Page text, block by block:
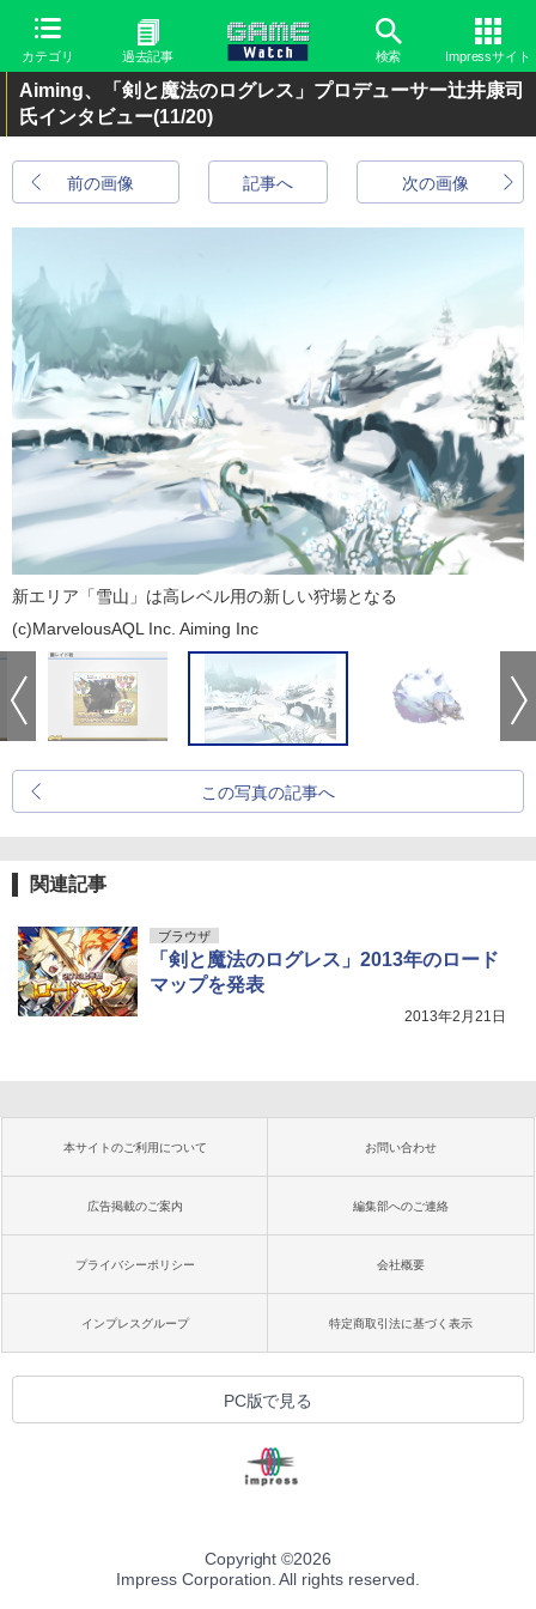
カテゴリ 過去記事 検索 Impressサイト
Aiming、「剣と魔法のログレス」プロデューサー辻井康司
氏インタビュー(11/20)
前の画像 次の画像
記事へ
新エリア「雪山」は高レベル用の新しい狩場となる
(c)MarvelousAQL Inc. Aiming Inc
この写真の記事へ
関連記事
ブラウザ
「剣と魔法のログレス」2013年のロード
マップを発表
2013年2月21日
本サイトのご利用について お問い合わせ
広告掲載のご案内 編集部へのご連絡
プライバシーポリシー 会社概要
インプレスグループ 特定商取引法に基づく表示
PC版で見る
Copyright ©2026
Impress Corporation. All rights reserved.